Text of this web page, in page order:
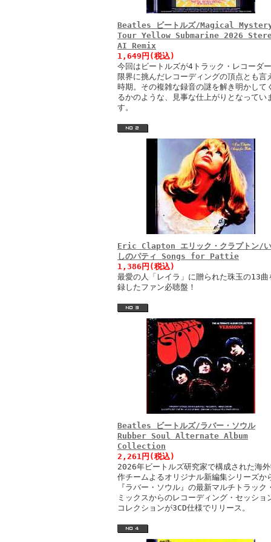
Beatles ビートルズ/Magical
Tour Yellow Submarine 2026
AI Remix
1,649円(税込)
今回はビートルズが4トラック・レコーダ
限界に挑んだレコーディングの頂点とも言
時期。その複雑な録音の謎を解き明かして
るかのような、見事な仕上がりとなってい
す。
Eric Clapton エリック・クラプトン/い
しのパティ Songs for Pattie
1,386円(税込)
最愛の人「レイラ」に贈られた珠玉の13曲
録したファン必聴盤！
Beatles ビートルズ/ラバー・ソウル
Rubber Soul Alternate Album
Collection
2,261円(税込)
2026年ビートルズ研究家で構成された海外
作チームよるオリジナル新編集シリーズか
『ラバー・ソウル』の最新マルチトラック
ミックスからのレコーディング・セッショ
コレクションが3CD仕様でリリース。